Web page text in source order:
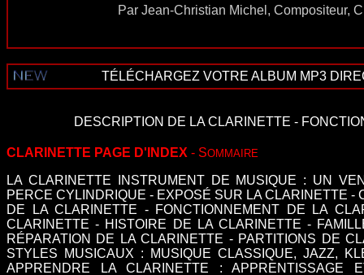
Par Jean-Christian Michel, Compositeur,
TÉLÉCHARGEZ VOTRE ALBUM MP3
DESCRIPTION DE LA CLARINETTE -
CLARINETTE PAGE D'INDEX - SOMMAIRE
LA CLARINETTE INSTRUMENT DE MUSIQUE : UN
PERCE CYLINDRIQUE - EXPOSÉ SUR LA CLARINETTE -
DE LA CLARINETTE - FONCTIONNEMENT DE LA
CLARINETTE - HISTOIRE DE LA CLARINETTE -
RÉPARATION DE LA CLARINETTE -PARTITIONS DE
STYLES MUSICAUX : MUSIQUE CLASSIQUE, JAZZ,
APPRENDRE LA CLARINETTE : APPRENTISSAGE